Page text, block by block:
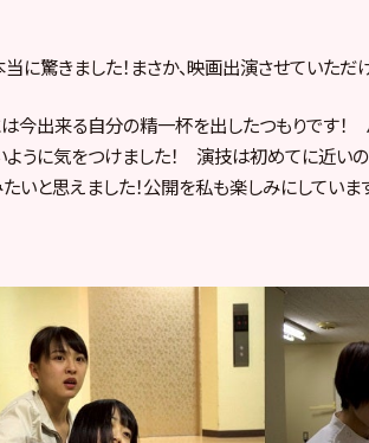
に驚きました！まさか、映画出演させていた
今出来る自分の精一杯を出したつもりです
ように気をつけました！ 演技は初めてに近いの
いと思えました！公開を私も楽しみにしています